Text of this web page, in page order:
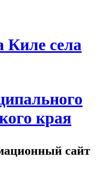
Киле села
края
сайт